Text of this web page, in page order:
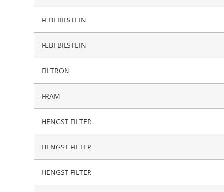
FEBI BILSTEIN
FEBI BILSTEIN
FILTRON
FRAM
HENGST FILTER
HENGST FILTER
HENGST FILTER